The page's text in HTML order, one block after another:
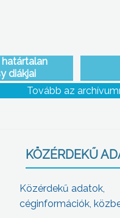
diákjai
Tovább az
KÖZÉRDEKŰ
Közérdekű adatok,
céginformációk,